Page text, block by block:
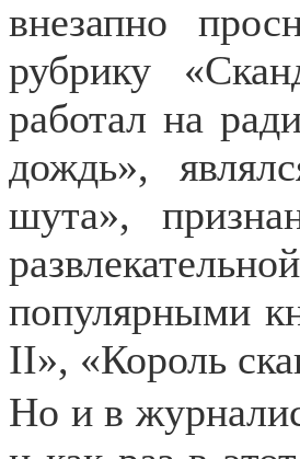
внезапно
рубрику
работал на
дождь»,
шута»,
популярными
II», «Король
Но и в